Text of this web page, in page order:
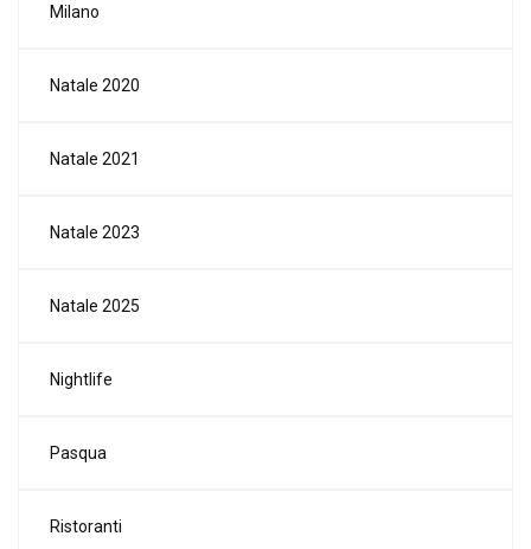
Milano
Natale 2020
Natale 2021
Natale 2023
Natale 2025
Nightlife
Pasqua
Ristoranti